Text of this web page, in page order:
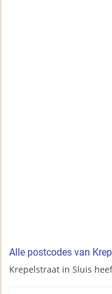
Alle postcodes van
Krepelstraat in Sluis